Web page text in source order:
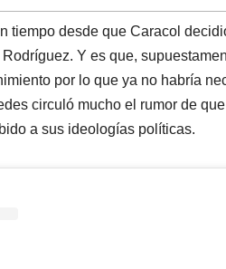
l
a
d
s
tiempo desde que Caracol
Y es que,
por lo que ya no habría
circuló mucho el rumor de
a sus ideologías políticas.